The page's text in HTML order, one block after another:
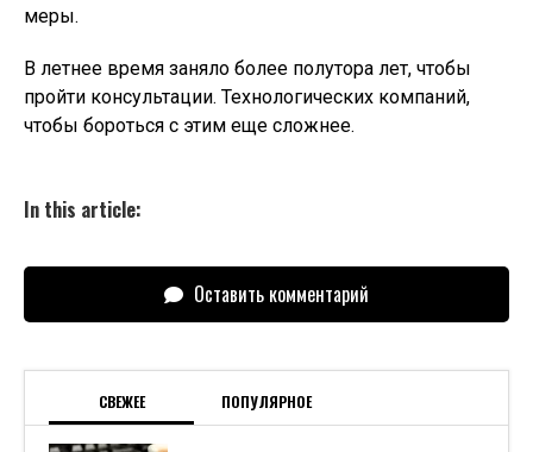
меры.
В летнее время заняло более полутора лет, чтобы
пройти консультации. Технологических компаний,
чтобы бороться с этим еще сложнее.
In this article:
Оставить комментарий
СВЕЖЕЕ ПОПУЛЯРНОЕ